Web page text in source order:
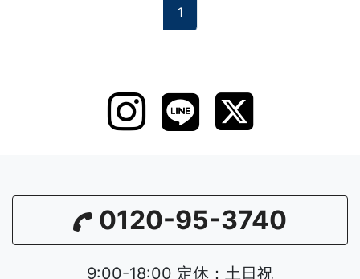
1
0120-95-3740
9:00-18:00 定休：土日祝